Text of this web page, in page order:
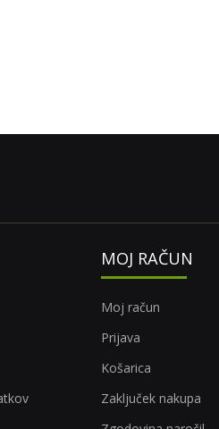
MOJ RAČUN
Moj račun
Prijava
Košarica
Zaključek nakupa